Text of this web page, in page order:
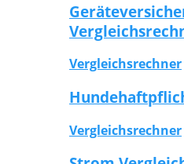
Vergleichsrechner
Vergleichsrechner